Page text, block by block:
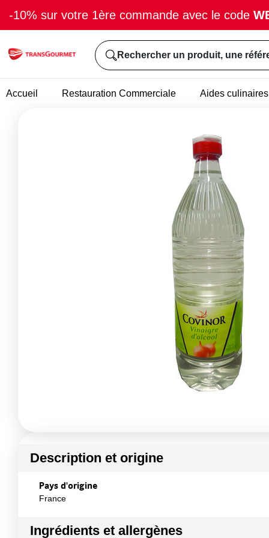
-10% sur votre 1ère commande avec le code
Rechercher un produit, une
Accueil Restauration Commerciale Aides culinaires
Description et origine
Pays d'origine
France
Ingrédients et allergènes